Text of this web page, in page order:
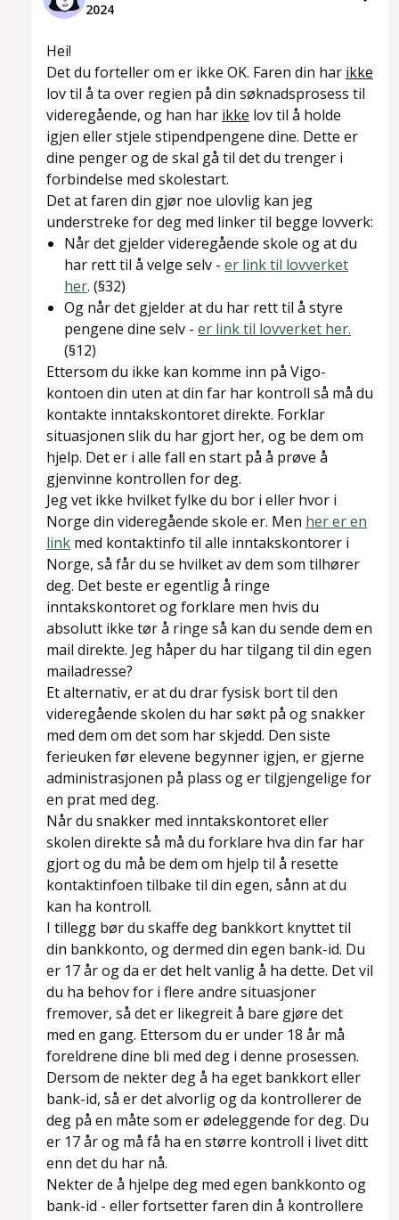
2024
Hei!
Det du forteller om er ikke OK. Faren din har ikke
lov til å ta over regien på din søknadsprosess til
videregående, og han har ikke lov til å holde
igjen eller stjele stipendpengene dine. Dette er
dine penger og de skal gå til det du trenger i
forbindelse med skolestart.
Det at faren din gjør noe ulovlig kan jeg
understreke for deg med linker til begge lovverk:
Når det gjelder videregående skole og at du
har rett til å velge selv - er link til lovverket
her. (§32)
Og når det gjelder at du har rett til å styre
pengene dine selv - er link til lovverket her.
(§12)
Ettersom du ikke kan komme inn på Vigo-
kontoen din uten at din far har kontroll så må du
kontakte inntakskontoret direkte. Forklar
situasjonen slik du har gjort her, og be dem om
hjelp. Det er i alle fall en start på å prøve å
gjenvinne kontrollen for deg.
Jeg vet ikke hvilket fylke du bor i eller hvor i
Norge din videregående skole er. Men her er en
link med kontaktinfo til alle inntakskontorer i
Norge, så får du se hvilket av dem som tilhører
deg. Det beste er egentligå ringe
inntakskontoret og forklare men hvis du
absolutt ikke tør å ringe så kan du sende dem en
mail direkte. Jeg håper du har tilgang til din egen
mailadresse?
Et alternativ, er at du drar fysisk bort til den
videregående skolen du har søkt på og snakker
med dem om det som har skjedd. Den siste
ferieuken før elevene begynner igjen, er gjerne
administrasjonen på plass og er tilgjengelige for
en prat med deg.
Når du snakker med inntakskontoret eller
skolen direkte så må du forklare hva din far har
gjort og du må be dem om hjelp til å resette
kontaktinfoen tilbake til din egen, sånn at du
kan ha kontroll.
I tillegg bør du skaffe deg bankkort knyttet til
din bankkonto, og dermed din egen bank-id. Du
er 17 år og da er det helt vanlig å ha dette. Det vil
du ha behov for i flere andre situasjoner
fremover, så det er likegreit å bare gjøre det
med en gang. Ettersom du er under 18 år må
foreldrene dine bli med deg i denne prosessen.
Dersom de nekter deg å ha eget bankkort eller
bank-id, så er det alvorlig og da kontrollerer de
deg på en måte som er ødeleggende for deg. Du
er 17 år og må få ha en større kontroll i livet ditt
enn det du har nå.
Nekter de å hjelpe deg med egen bankkonto og
bank-id - eller fortsetter faren din å kontrollere